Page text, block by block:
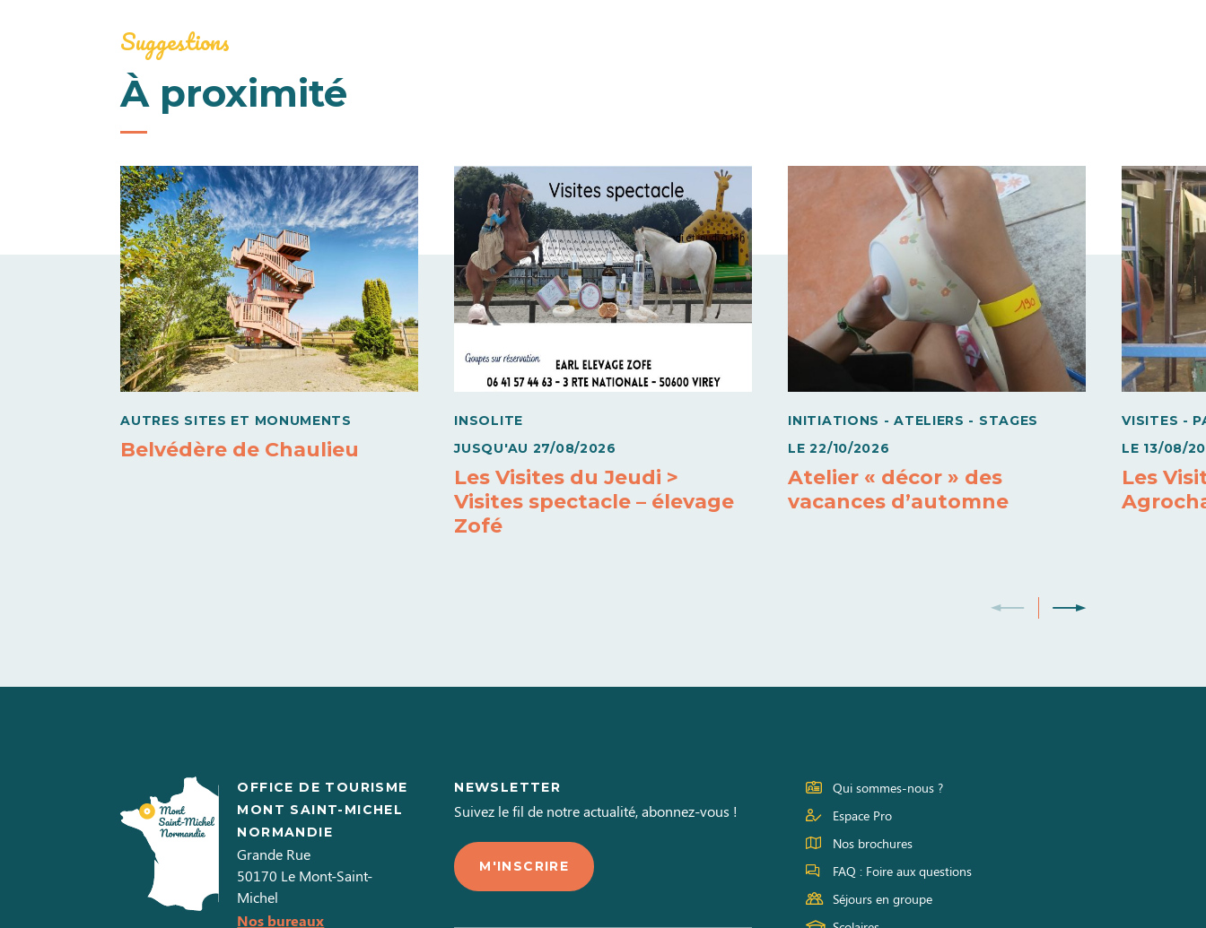
Suggestions
À proximité
AUTRES SITES ET MONUMENTS
Belvédère de Chaulieu
INSOLITE
JUSQU'AU 27/08/2026
Les Visites du Jeudi >
Visites spectacle – élevage
Zofé
INITIATIONS - ATELIERS - STAGES
LE 22/10/2026
Atelier « décor » des
vacances d’automne
VISITES -
LE 13/08/
Les
OFFICE DE TOURISME
MONT SAINT-MICHEL
NORMANDIE
Grande Rue
50170 Le Mont-Saint-
Michel
Nos bureaux
NEWSLETTER
Suivez le fil de notre actualité, abonnez-vous !
M'INSCRIRE
Qui sommes-nous ?
Espace Pro
Nos brochures
FAQ : Foire aux questions
Séjours en groupe